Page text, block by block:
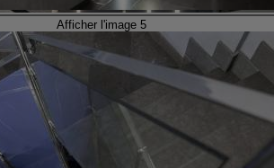
Afficher l'image 5